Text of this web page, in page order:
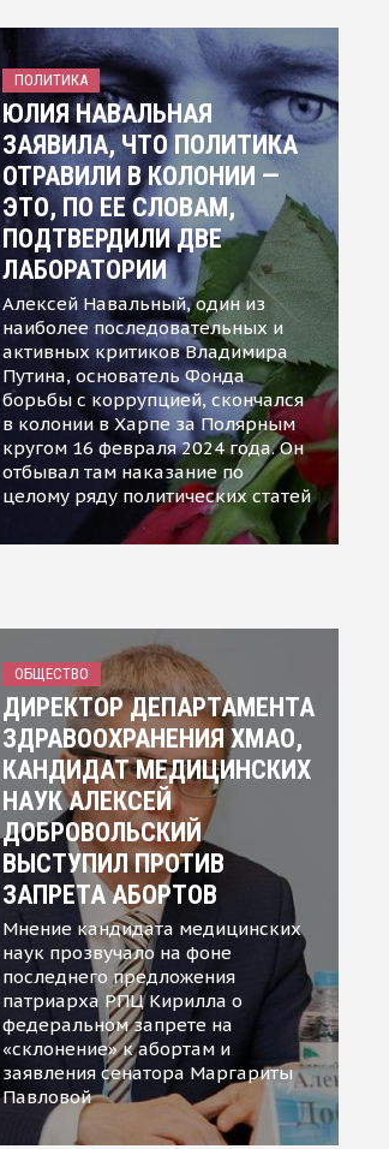
ПОЛИТИКА
ЮЛИЯ НАВАЛЬНАЯ
ЗАЯВИЛА, ЧТО ПОЛИТИКА
ОТРАВИЛИ В КОЛОНИИ —
ЭТО, ПО ЕЕ СЛОВАМ,
ПОДТВЕРДИЛИ ДВЕ
ЛАБОРАТОРИИ
Алексей Навальный, один из
наиболее последовательных и
активных критиков Владимира
Путина, основатель Фонда
борьбы с коррупцией, скончался
в колонии в Харпе за Полярным
кругом 16 февраля 2024 года. Он
отбывал там наказание по
целому ряду политических статей
ОБЩЕСТВО
ДИРЕКТОР ДЕПАРТАМЕНТА
ЗДРАВООХРАНЕНИЯ ХМАО,
КАНДИДАТ МЕДИЦИНСКИХ
НАУК АЛЕКСЕЙ
ДОБРОВОЛЬСКИЙ
ВЫСТУПИЛ ПРОТИВ
ЗАПРЕТА АБОРТОВ
Мнение кандидата медицинских
наук прозвучало на фоне
последнего предложения
патриарха РПЦ Кирилла о
федеральном запрете на
«склонение» к абортам и
заявления сенатора Маргариты
Павловой